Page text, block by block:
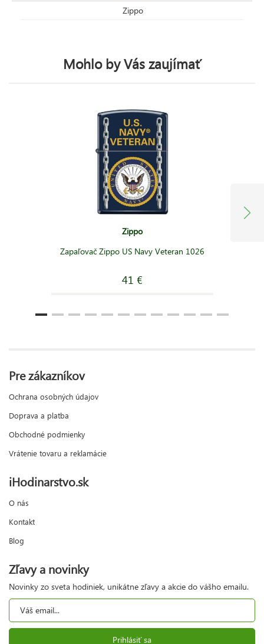
Zippo
Mohlo by Vás zaujímať
Zippo
Zapaľovač Zippo US Navy Veteran 1026
41 €
Pre zákazníkov
Ochrana osobných údajov
Doprava a platba
Obchodné podmienky
Vrátenie tovaru a reklamácie
iHodinarstvo.sk
O nás
Kontakt
Blog
Zľavy a novinky
Novinky zo sveta hodiniek, unikátne zľavy a akcie do vášho emailu.
Prihlásiť sa